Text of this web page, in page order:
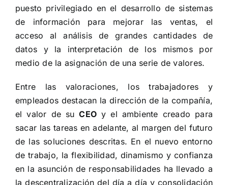
puesto privilegiado en el desarrollo de sistemas
de información para mejorar las ventas, el
acceso al análisis de grandes cantidades de
datos y la interpretación de los mismos por
medio de la asignación de una serie de valores.
Entre las valoraciones, los trabajadores y
empleados destacan la dirección de la compañía,
el valor de suCEO y el ambiente creado para
sacar las tareas en adelante, al margen del futuro
de las soluciones descritas. En el nuevo entorno
de trabajo, la flexibilidad, dinamismo y confianza
en la asunción de responsabilidades ha llevado a
la descentralización del día a día y consolidación